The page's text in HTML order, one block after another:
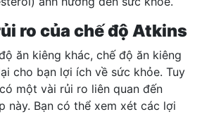
ro của chế độ Atkins
ăn kiêng khác, chế độ ăn kiêng
cho bạn lợi ích về sức khỏe. Tuy
một vài rủi ro liên quan đến
này. Bạn có thể xem xét các lợi